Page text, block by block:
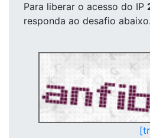
Para liberar o acesso do IP
responda ao desafio abaixo.